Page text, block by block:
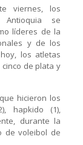
viernes, los
Antioquia se
líderes de la
y de los
los atletas
de plata y
hicieron los
hapkido (1),
durante la
de voleibol de